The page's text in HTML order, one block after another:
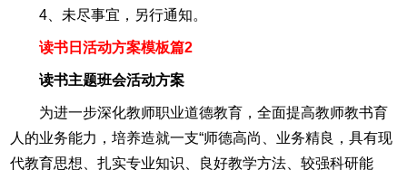
4、未尽事宜，另行通知。
读书日活动方案模板篇2
读书主题班会活动方案
为进一步深化教师职业道德教育，全面提高教师教书育
人的业务能力，培养造就一支“师德高尚、业务精良，具有现
代教育思想、扎实专业知识、良好教学方法、较强科研能